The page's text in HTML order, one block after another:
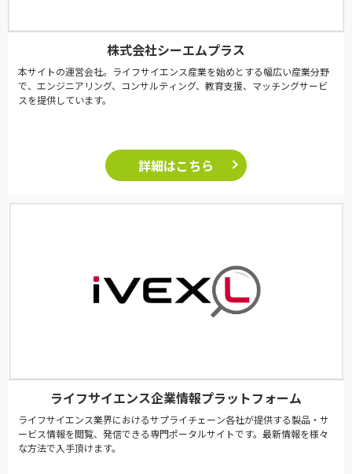
株式会社シーエムプラス
本サイトの運営会社。ライフサイエンス産業を始めとする幅広い産業分野
で、エンジニアリング、コンサルティング、教育支援、マッチングサービ
スを提供しています。
詳細はこちら
ライフサイエンス企業情報プラットフォーム
ライフサイエンス業界におけるサプライチェーン各社が提供する製品・サ
ービス情報を閲覧、発信できる専門ポータルサイトです。最新情報を様々
な方法で入手頂けます。